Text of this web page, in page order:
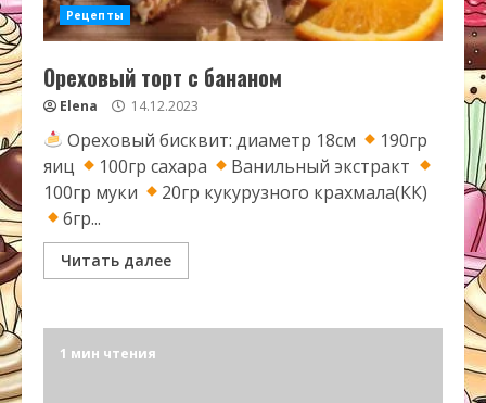
Рецепты
Ореховый торт с бананом
Elena 14.12.2023
Ореховый бисквит: диаметр 18см
190гр
яиц
100гр сахара
Ванильный экстракт
100гр муки
20гр кукурузного крахмала(КК)
6гр...
Читать далее
1 мин чтения